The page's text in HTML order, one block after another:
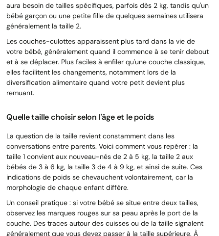
aura besoin de tailles spécifiques, parfois dès 2 kg, tandis qu'un
bébé garçon ou une petite fille de quelques semaines utilisera
généralement la taille 2.
Les couches-culottes apparaissent plus tard dans la vie de
votre bébé, généralement quand il commence à se tenir debout
et à se déplacer. Plus faciles à enfiler qu'une couche classique,
elles facilitent les changements, notamment lors de la
diversification alimentaire quand votre petit devient plus
remuant.
Quelle taille choisir selon l'âge et le poids
La question de la taille revient constamment dans les
conversations entre parents. Voici comment vous repérer : la
taille 1 convient aux nouveau-nés de 2 à 5 kg, la taille 2 aux
bébés de 3 à 6 kg, la taille 3 de 4 à 9 kg, et ainsi de suite. Ces
indications de poids se chevauchent volontairement, car la
morphologie de chaque enfant diffère.
Un conseil pratique : si votre bébé se situe entre deux tailles,
observez les marques rouges sur sa peau après le port de la
couche. Des traces autour des cuisses ou de la taille signalent
généralement que vous devez passer à la taille supérieure. À